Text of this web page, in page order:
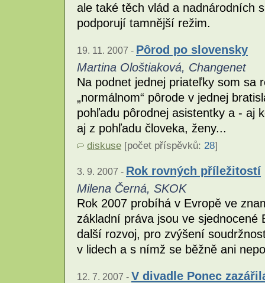
ale také těch vlád a nadnárodních
podporují tamnější režim.
19. 11. 2007 - Pôrod po slovensky
Martina Ološtiaková, Changenet
Na podnet jednej priateľky som sa
„normálnom“ pôrode v jednej
pohľadu pôrodnej asistentky a - aj
aj z pohľadu človeka, ženy...
diskuse [počet příspěvků: 28]
3. 9. 2007 - Rok rovných příležitostí
Milena Černá, SKOK
Rok 2007 probíhá v Evropě ve
základní práva jsou ve sjednocené
další rozvoj, pro zvýšení
v lidech a s nímž se běžně ani
12. 7. 2007 - V divadle Ponec